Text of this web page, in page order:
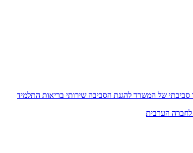
סביבתי של המשרד להגנת הסביבה שירותי בריאות התלמיד
הערבית